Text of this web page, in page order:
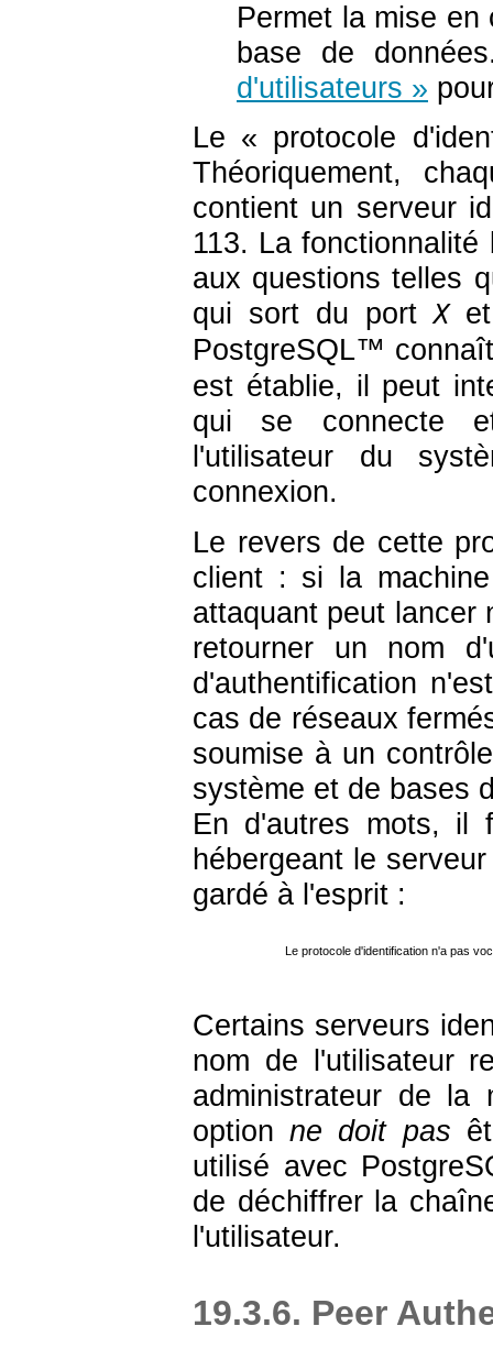
Permet la mise
base de
d'utilisateurs »
Le « protocole
Théoriquement,
contient un serveur
113. La
aux questions telles
qui sort du portXet
PostgreSQL™
est établie, il peut
qui se connecte
l'utilisateur du
connexion.
Le revers de cette
client : si la
attaquant peut lancer
retourner un nom
d'authentification
cas de réseaux
soumise à un
système et de bases
En d'autres mots, il
hébergeant le
gardé à l'esprit :
Le protocole d'identification n'a pas
Certains serveurs
nom de l'utilisateur
administrateur de la
optionne doit pas
utilisé avec
de déchiffrer la
l'utilisateur.
19.3.6. Peer